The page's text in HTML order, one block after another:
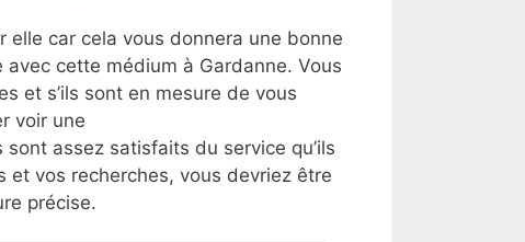
car cela vous donnera une bonne
avec cette médium à Gardanne. Vous
et s’ils sont en mesure de vous
voir une
sont assez satisfaits du service qu’ils
vos recherches, vous devriez être
précise.